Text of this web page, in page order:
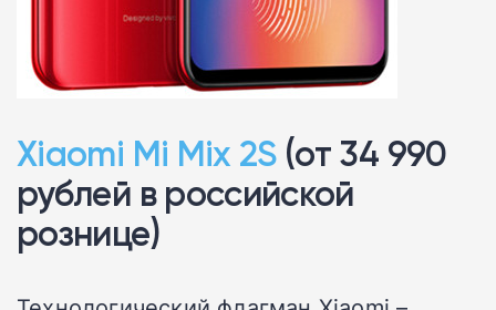
Xiaomi Mi Mix 2S(от 34 990
рублей в российской
рознице)